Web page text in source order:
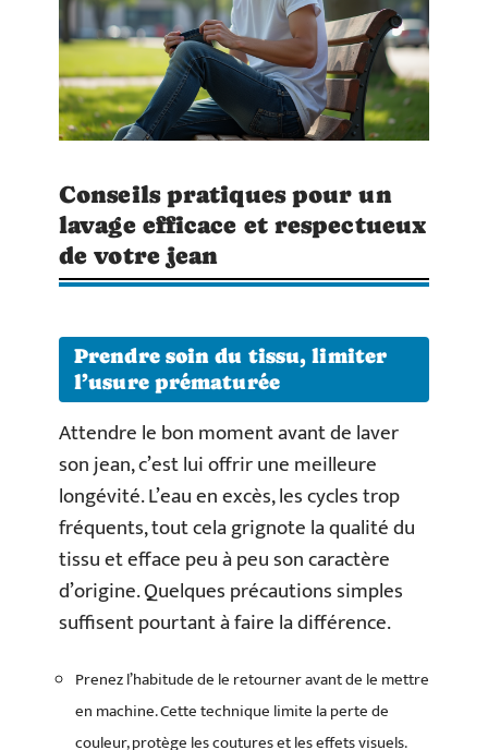
Conseils pratiques pour un
lavage efficace et respectueux
de votre jean
Prendre soin du tissu, limiter
l’usure prématurée
Attendre le bon moment avant de laver
son jean, c’est lui offrir une meilleure
longévité. L’eau en excès, les cycles trop
fréquents, tout cela grignote la qualité du
tissu et efface peu à peu son caractère
d’origine. Quelques précautions simples
suffisent pourtant à faire la différence.
Prenez l’habitude de le retourner avant de le mettre
en machine. Cette technique limite la perte de
couleur, protège les coutures et les effets visuels.